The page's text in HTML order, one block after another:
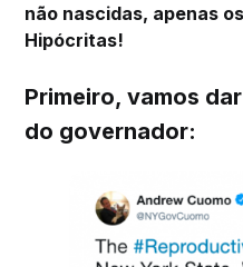
não nascidas, apenas
Hipócritas!
Primeiro, vamos
do governador: